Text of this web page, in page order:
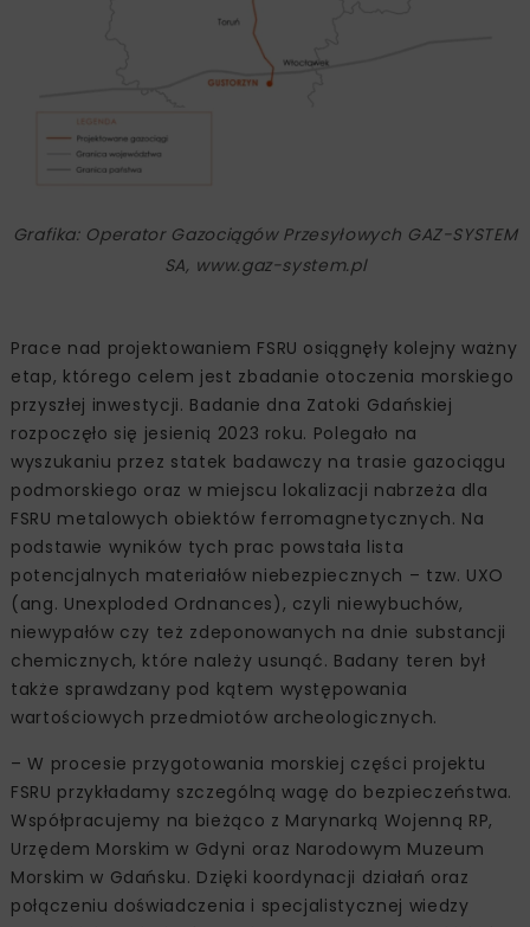
Grafika: Operator Gazociągów Przesyłowych GAZ-SYSTEM
SA, www.gaz-system.pl
Prace nad projektowaniem FSRU osiągnęły kolejny ważny
etap, którego celem jest zbadanie otoczenia morskiego
przyszłej inwestycji. Badanie dna Zatoki Gdańskiej
rozpoczęło się jesienią 2023 roku. Polegało na
wyszukaniu przez statek badawczy na trasie gazociągu
podmorskiego oraz w miejscu lokalizacji nabrzeża dla
FSRU metalowych obiektów ferromagnetycznych. Na
podstawie wyników tych prac powstała lista
potencjalnych materiałów niebezpiecznych – tzw. UXO
(ang. Unexploded Ordnances), czyli niewybuchów,
niewypałów czy też zdeponowanych na dnie substancji
chemicznych, które należy usunąć. Badany teren był
także sprawdzany pod kątem występowania
wartościowych przedmiotów archeologicznych.
– W procesie przygotowania morskiej części projektu
FSRU przykładamy szczególną wagę do bezpieczeństwa.
Współpracujemy na bieżąco z Marynarką Wojenną RP,
Urzędem Morskim w Gdyni oraz Narodowym Muzeum
Morskim w Gdańsku. Dzięki koordynacji działań oraz
połączeniu doświadczenia i specjalistycznej wiedzy